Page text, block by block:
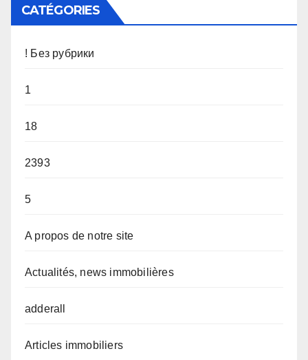
CATÉGORIES
! Без рубрики
1
18
2393
5
A propos de notre site
Actualités, news immobilières
adderall
Articles immobiliers